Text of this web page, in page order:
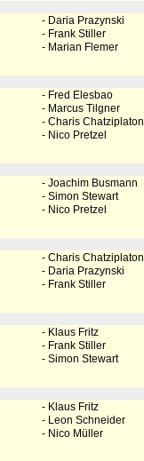
Daria Prazynski
Frank Stiller
Marian Flemer
Fred Elesbao
Marcus Tilgner
Charis Chatziplaton
Nico Pretzel
Joachim Busmann
Simon Stewart
Nico Pretzel
Charis Chatziplaton
Daria Prazynski
Frank Stiller
Klaus Fritz
Frank Stiller
Simon Stewart
Klaus Fritz
Leon Schneider
Nico Müller